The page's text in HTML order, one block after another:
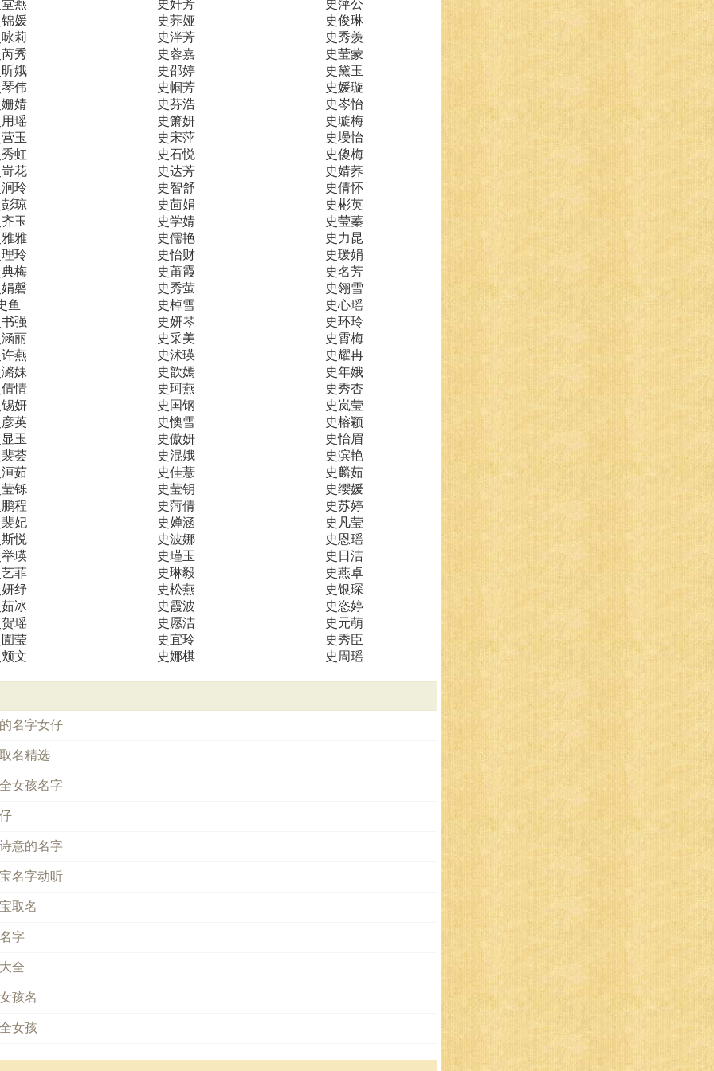
燕 史奸芳
史萍公
媛
史荞娅
史俊琳
莉
史泮芳
史秀羡
秀
史蓉嘉
史莹蒙
娥
史邵婷
史黛玉
伟
史帼芳
史媛璇
婧
史芬浩
史岑怡
瑶
史箫妍
史璇梅
玉
史宋萍
史墁怡
虹
史石悦
史傻梅
花
史达芳
史婧荞
玲
史智舒
史倩怀
琼
史茴娟
史彬英
玉
史学婧
史莹蓁
雅
史儒艳
史力昆
玲
史怡财
史瑗娟
梅
史莆霞
史名芳
磬
史秀萤
史翎雪
鱼
史棹雪
史心瑶
强
史妍琴
史环玲
丽
史采美
史霄梅
燕
史沭瑛
史耀冉
妹
史歆嫣
史年娥
情
史珂燕
史秀杏
妍
史国钢
史岚莹
英
史懊雪
史榕颖
玉
史傲妍
史怡眉
荟
史混娥
史滨艳
茹
史佳薏
史麟茹
铄
史莹钥
史缨媛
程
史菏倩
史苏婷
妃
史婵涵
史凡莹
悦
史波娜
史恩瑶
瑛
史瑾玉
史日洁
菲
史琳毅
史燕卓
纾
史松燕
史银琛
冰
史霞波
史恣婷
瑶
史愿洁
史元萌
莹
史宜玲
史秀臣
文
史娜棋 史周瑶
名字女仔
名精选
女孩名字
意的名字
名字动听
取名
字
全
孩名
女孩